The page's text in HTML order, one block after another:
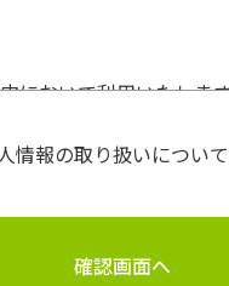
において利用いたしま
に関するご連絡のため
わせへのご対応
せ履歴の管理
上のための検討資料作成
情報の取り扱いについ